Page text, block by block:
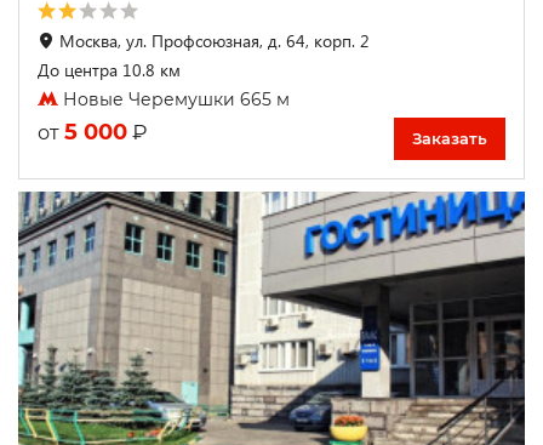
Москва, ул. Профсоюзная, д. 64, корп. 2
До центра 10.8 км
Новые Черемушки 665 м
от 5 000 ₽ Заказать